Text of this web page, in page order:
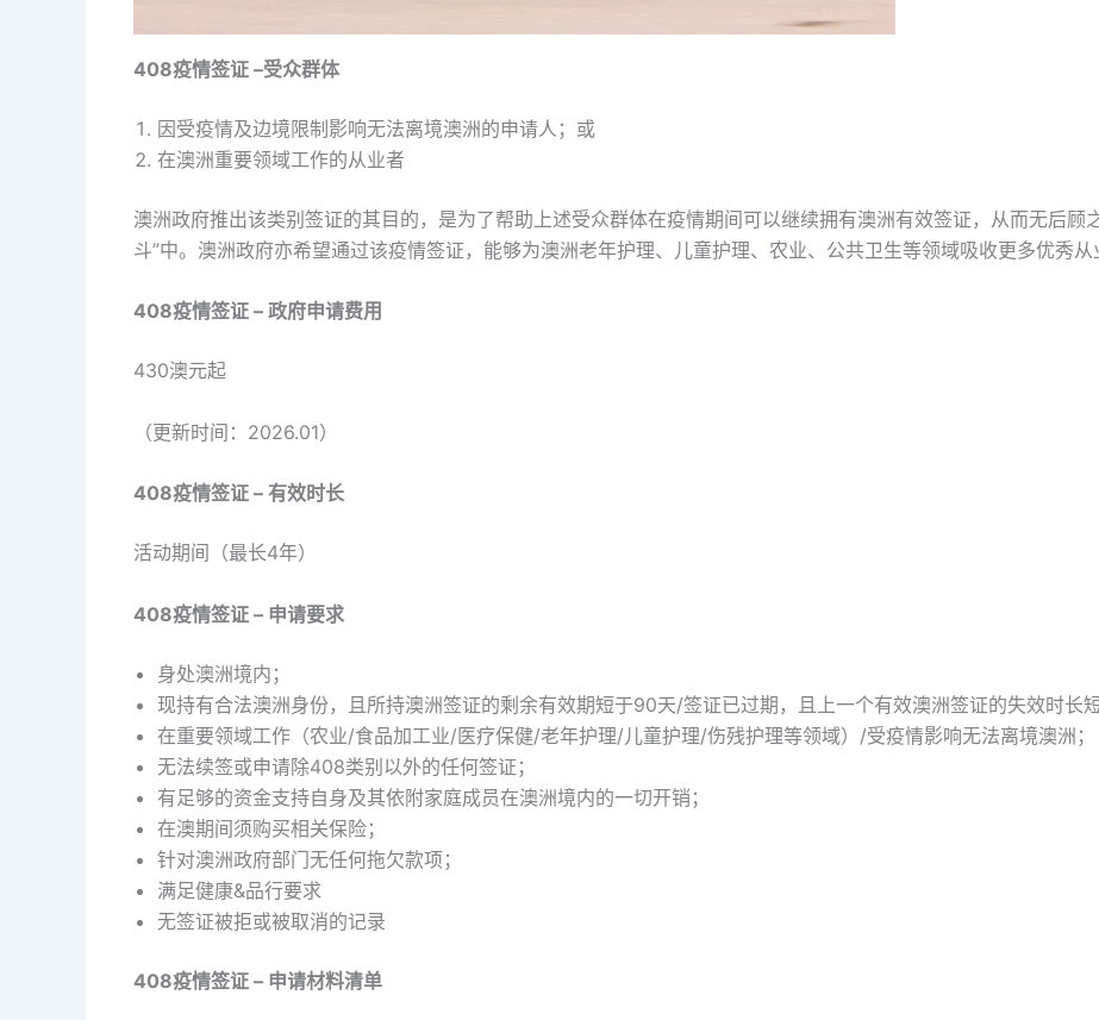
408疫情签证 –受众群体
因受疫情及边境限制影响无法离境澳洲的申请人；或
在澳洲重要领域工作的从业者
澳洲政府推出该类别签证的其目的，是为了帮助上述受众群体在疫情期间可以继续拥有澳洲有效签证，从而无后顾
斗”中。澳洲政府亦希望通过该疫情签证，能够为澳洲老年护理、儿童护理、农业、公共卫生等领域吸收更多优秀从
408疫情签证 – 政府申请费用
430澳元起
（更新时间：2026.01）
408疫情签证 – 有效时长
活动期间（最长4年）
408疫情签证 – 申请要求
身处澳洲境内；
现持有合法澳洲身份，且所持澳洲签证的剩余有效期短于90天/签证已过期，且上一个有效澳洲签证的失效时长
在重要领域工作（农业/食品加工业/医疗保健/老年护理/儿童护理/伤残护理等领域）/受疫情影响无法离境澳洲；
无法续签或申请除408类别以外的任何签证；
有足够的资金支持自身及其依附家庭成员在澳洲境内的一切开销；
在澳期间须购买相关保险；
针对澳洲政府部门无任何拖欠款项；
满足健康&品行要求
无签证被拒或被取消的记录
408疫情签证 – 申请材料清单